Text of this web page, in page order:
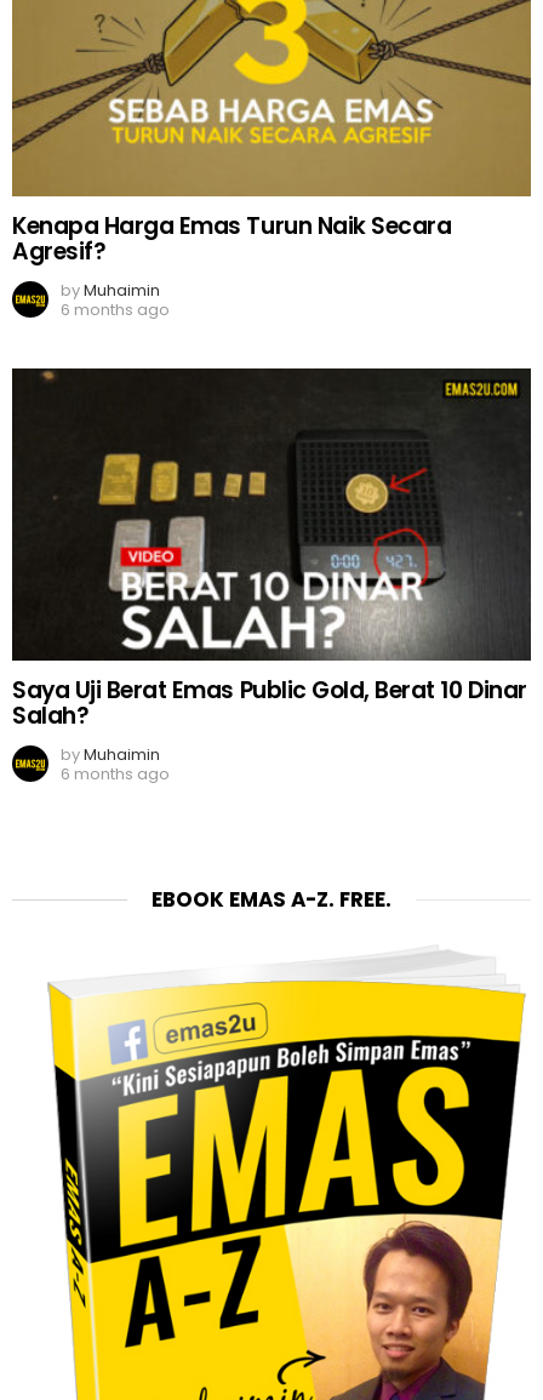
Kenapa Harga Emas Turun Naik Secara
Agresif?
byMuhaimin
6 months ago
Saya Uji Berat Emas Public Gold, Berat 10 Dinar
Salah?
byMuhaimin
6 months ago
EBOOK EMAS A-Z. FREE.